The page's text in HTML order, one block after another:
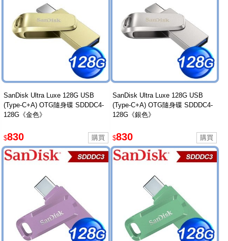
SanDisk Ultra Luxe 128G USB
(Type-C+A) OTG隨身碟 SDDDC4-
128G《金色》
$830
SanDisk Ultra Luxe 128G USB
(Type-C+A) OTG隨身碟 SDDDC4-
128G《銀色》
$830